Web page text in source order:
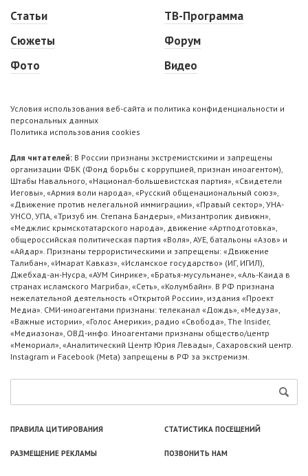
Статьи
Сюжеты
Фото
ТВ-Программа
Форум
Видео
Условия использования веб-сайта и политика конфиденциальности и
персональных данных
Политика использования cookies
Для читателей: В России признаны экстремистскими и запрещены
организации ФБК (Фонд борьбы с коррупцией, признан иноагентом),
Штабы Навального, «Национал-большевистская партия», «Свидетели
Иеговы», «Армия воли народа», «Русский общенациональный союз»,
«Движение против нелегальной иммиграции», «Правый сектор», УНА-
УНСО, УПА, «Тризуб им. Степана Бандеры», «Мизантропик дивижн»,
«Меджлис крымскотатарского народа», движение «Артподготовка»,
общероссийская политическая партия «Воля», АУЕ, батальоны «Азов» и
«Айдар». Признаны террористическими и запрещены: «Движение
Талибан», «Имарат Кавказ», «Исламское государство» (ИГ, ИГИЛ),
Джебхад-ан-Нусра, «АУМ Синрике», «Братья-мусульмане», «Аль-Каида в
странах исламского Магриба», «Сеть», «Колумбайн». В РФ признана
нежелательной деятельность «Открытой России», издания «Проект
Медиа». СМИ-иноагентами признаны: телеканал «Дождь», «Медуза»,
«Важные истории», «Голос Америки», радио «Свобода», The Insider,
«Медиазона», ОВД-инфо. Иноагентами признаны общество/центр
«Мемориал», «Аналитический Центр Юрия Левады», Сахаровский центр.
Instagram и Facebook (Metа) запрещены в РФ за экстремизм.
ПРАВИЛА ЦИТИРОВАНИЯ СТАТИСТИКА ПОСЕЩЕНИЙ
РАЗМЕЩЕНИЕ РЕКЛАМЫ ПОЗВОНИТЬ НАМ